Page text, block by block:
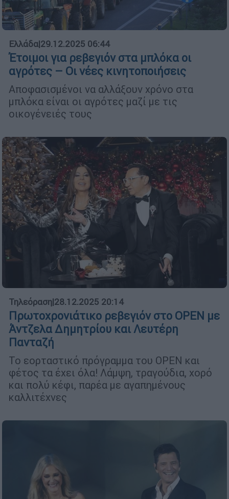
Ελλάδα|29.12.2025 06:44
Έτοιμοι για ρεβεγιόν στα μπλόκα οι
αγρότες – Οι νέες κινητοποιήσεις
Αποφασισμένοι να αλλάξουν χρόνο στα
μπλόκα είναι οι αγρότες μαζί με τις
οικογένειές τους
Τηλεόραση|28.12.2025 20:14
Πρωτοχρονιάτικο ρεβεγιόν στο OPEN με
Άντζελα Δημητρίου και Λευτέρη
Πανταζή
Το εορταστικό πρόγραμμα του OPEN και
φέτος τα έχει όλα! Λάμψη, τραγούδια, χορό
και πολύ κέφι, παρέα με αγαπημένους
καλλιτέχνες